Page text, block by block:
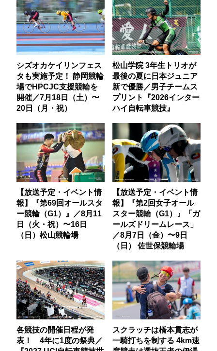
シズオカケイリンフェス
タも実施予定！ 静岡競輪
場でHPCJC支援競輪を
開催／7月18日（土）〜
20日（月・祝）
松山学院 3年生トリオが
最後の夏に日本ジュニア
新で優勝／男子チームス
プリント『2026インター
ハイ自転車競技』
【放送予定・イベント情
報】『第69回オールスタ
ー競輪（G1）』／8月11
日（火・祝）〜16日
（日）松山競輪場
【放送予定・イベント情
報】『第2回女子オール
スター競輪（G1）』「ガ
ールズドリームレース」
／8月7日（金）〜9日
（日） 佐世保競輪場
各競技の開催日程が発
表！ 4年に1度の祭典／
スクラッチは橋本貫志が
一騎打ちを制する 4km速